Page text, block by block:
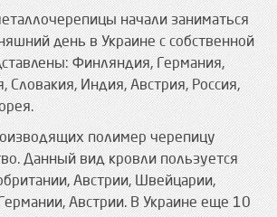
начали заниматься
день в Украине с собственной
Финляндия, Германия,
Словакия, Индия, Австрия, Россия,
полимер черепицу
Данный вид кровли пользуется
Австрии, Швейцарии,
Австрии. В Украине еще 10